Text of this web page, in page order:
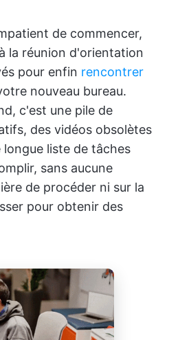
de commencer,
la réunion d'orientation
pour enfin rencontrer
nouveau bureau.
c'est une pile de
des vidéos obsolètes
liste de tâches
sans aucune
de procéder ni sur la
pour obtenir des